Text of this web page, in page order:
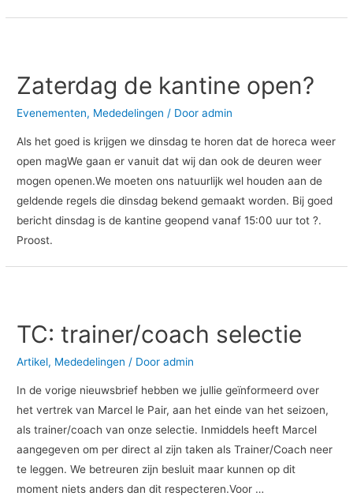
Zaterdag de kantine open?
Evenementen, Mededelingen / Dooradmin
Als het goed is krijgen we dinsdag te horen dat de horeca weer
open magWe gaan er vanuit dat wij dan ook de deuren weer
mogen openen.We moeten ons natuurlijk wel houden aan de
geldende regels die dinsdag bekend gemaakt worden. Bij goed
bericht dinsdag is de kantine geopend vanaf 15:00 uur tot ?.
Proost.
TC: trainer/coach selectie
Artikel, Mededelingen / Dooradmin
In de vorige nieuwsbrief hebben we jullie geïnformeerd over
het vertrek van Marcel le Pair, aan het einde van het seizoen,
als trainer/coach van onze selectie. Inmiddels heeft Marcel
aangegeven om per direct al zijn taken als Trainer/Coach neer
te leggen. We betreuren zijn besluit maar kunnen op dit
moment niets anders dan dit respecteren.Voor …
selectie